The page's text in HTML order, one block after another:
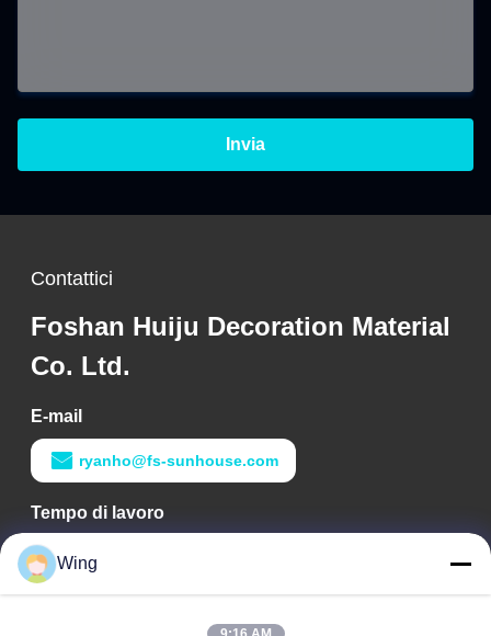
Invia
Contattici
Foshan Huiju Decoration Material
Co. Ltd.
E-mail
ryanho@fs-sunhouse.com
Tempo di lavoro
9:00-18:00
Il nostro indirizzo
Wing